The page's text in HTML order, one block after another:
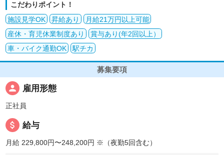
こだわりポイント！
施設見学OK
昇給あり
月給21万円以上可能
産休・育児休業制度あり
賞与あり(年2回以上）
車・バイク通勤OK
駅チカ
募集要項
person 雇用形態
正社員
attach_money 給与
月給 229,800円〜248,200円 ※（夜勤5回含む）